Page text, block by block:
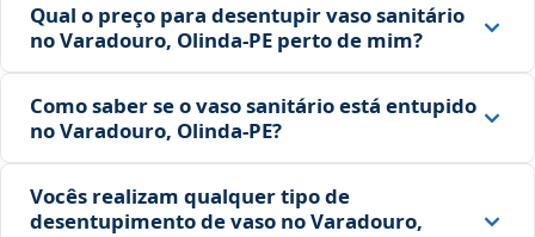
Qual o preço para desentupir vaso sanitário
no Varadouro, Olinda‑PE perto de mim?
Como saber se o vaso sanitário está entupido
no Varadouro, Olinda‑PE?
Vocês realizam qualquer tipo de
desentupimento de vaso no Varadouro,